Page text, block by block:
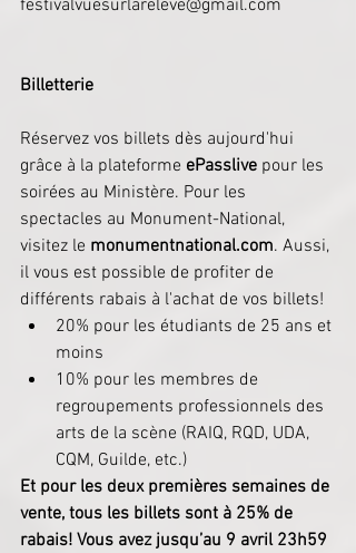
festivalvuesurlareleve@gmail.com
Billetterie
Réservez vos billets dès aujourd'hui
grâce à la plateforme ePasslive pour les
soirées au Ministère. Pour les
spectacles au Monument-National,
visitez le monumentnational.com. Aussi,
il vous est possible de profiter de
différents rabais à l'achat de vos billets!
20% pour les étudiants de 25 ans et
moins
10% pour les membres de
regroupements professionnels des
arts de la scène (RAIQ, RQD, UDA,
CQM, Guilde, etc.)
Et pour les deux premières semaines de
vente, tous les billets sont à 25% de
rabais! Vous avez jusqu’au 9 avril 23h59